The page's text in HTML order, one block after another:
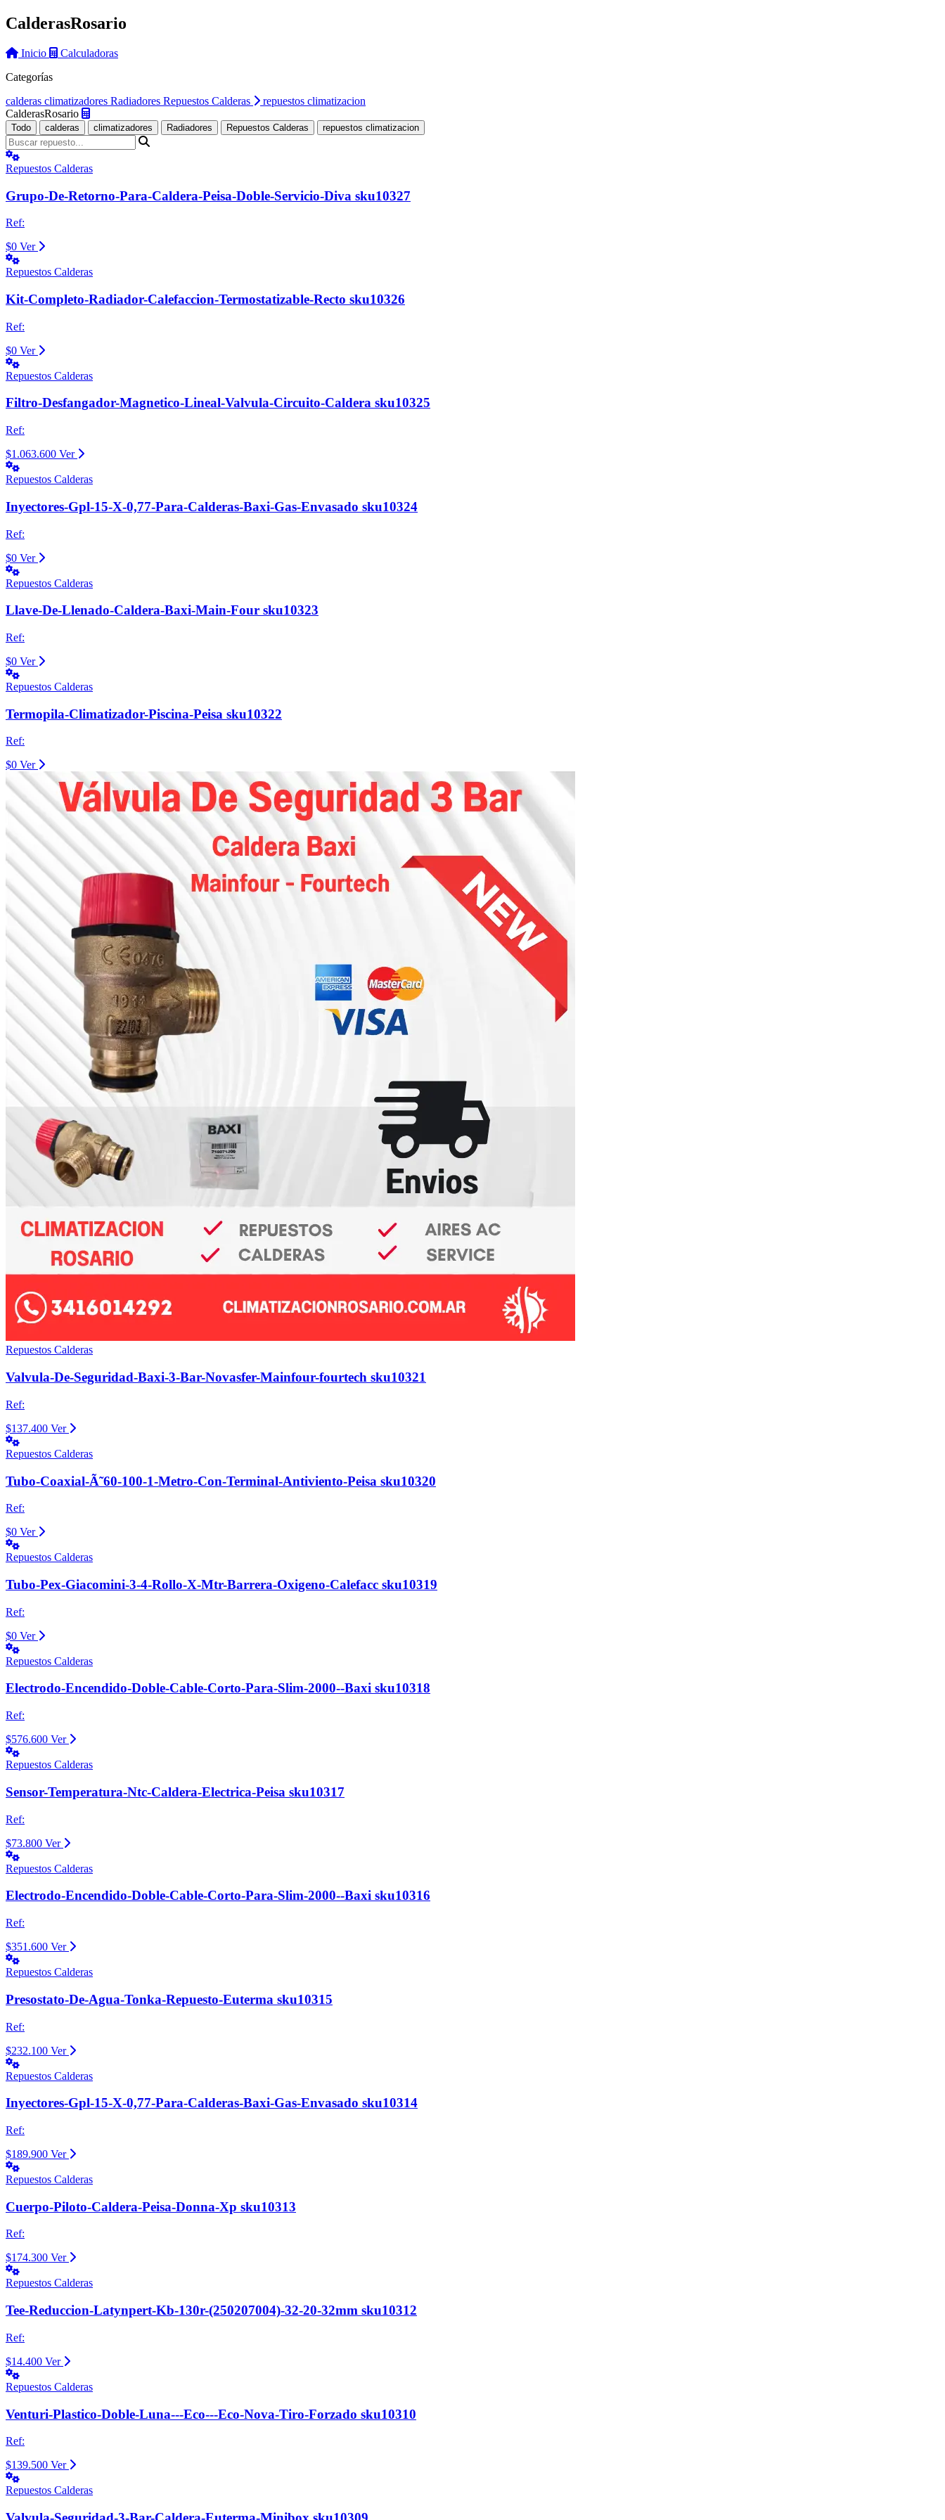
CalderasRosario
Inicio
Calculadoras
Categorías
calderas climatizadores Radiadores Repuestos Calderas
repuestos climatizacion
CalderasRosario
Todo calderas climatizadores Radiadores Repuestos Calderas repuestos climatizacion
Repuestos Calderas
Grupo-De-Retorno-Para-Caldera-Peisa-Doble-Servicio-Diva sku10327
Ref:
$0 Ver
Repuestos Calderas
Kit-Completo-Radiador-Calefaccion-Termostatizable-Recto sku10326
Ref:
$0 Ver
Repuestos Calderas
Filtro-Desfangador-Magnetico-Lineal-Valvula-Circuito-Caldera sku10325
Ref:
$1.063.600 Ver
Repuestos Calderas
Inyectores-Gpl-15-X-0,77-Para-Calderas-Baxi-Gas-Envasado sku10324
Ref:
$0 Ver
Repuestos Calderas
Llave-De-Llenado-Caldera-Baxi-Main-Four sku10323
Ref:
$0 Ver
Repuestos Calderas
Termopila-Climatizador-Piscina-Peisa sku10322
Ref:
$0 Ver
Repuestos Calderas
Valvula-De-Seguridad-Baxi-3-Bar-Novasfer-Mainfour-fourtech sku10321
Ref:
$137.400 Ver
Repuestos Calderas
Tubo-Coaxial-Ã˜60-100-1-Metro-Con-Terminal-Antiviento-Peisa sku10320
Ref:
$0 Ver
Repuestos Calderas
Tubo-Pex-Giacomini-3-4-Rollo-X-Mtr-Barrera-Oxigeno-Calefacc sku10319
Ref:
$0 Ver
Repuestos Calderas
Electrodo-Encendido-Doble-Cable-Corto-Para-Slim-2000--Baxi sku10318
Ref:
$576.600 Ver
Repuestos Calderas
Sensor-Temperatura-Ntc-Caldera-Electrica-Peisa sku10317
Ref:
$73.800 Ver
Repuestos Calderas
Electrodo-Encendido-Doble-Cable-Corto-Para-Slim-2000--Baxi sku10316
Ref:
$351.600 Ver
Repuestos Calderas
Presostato-De-Agua-Tonka-Repuesto-Euterma sku10315
Ref:
$232.100 Ver
Repuestos Calderas
Inyectores-Gpl-15-X-0,77-Para-Calderas-Baxi-Gas-Envasado sku10314
Ref:
$189.900 Ver
Repuestos Calderas
Cuerpo-Piloto-Caldera-Peisa-Donna-Xp sku10313
Ref:
$174.300 Ver
Repuestos Calderas
Tee-Reduccion-Latynpert-Kb-130r-(250207004)-32-20-32mm sku10312
Ref:
$14.400 Ver
Repuestos Calderas
Venturi-Plastico-Doble-Luna---Eco---Eco-Nova-Tiro-Forzado sku10310
Ref:
$139.500 Ver
Repuestos Calderas